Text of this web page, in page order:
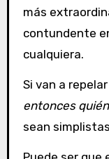
más
contundente
cualquiera.
Si van a
entonces
sean